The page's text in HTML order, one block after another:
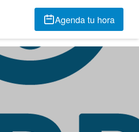
Agenda tu hora